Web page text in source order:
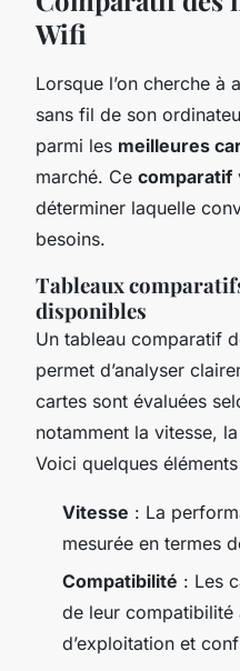
Wifi
Lorsque l’on cherche à
sans fil de son
parmi les meilleures
marché. Ce comparatif
déterminer laquelle
besoins.
Tableaux
disponibles
Un tableau comparatif
permet d’analyser
cartes sont évaluées
notamment la vitesse,
Voici quelques
Vitesse : La
mesurée en termes
Compatibilité : Les
de leur compatibilité
d’exploitation et